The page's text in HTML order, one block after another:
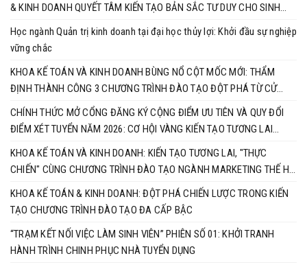
& KINH DOANH QUYẾT TÂM KIẾN TẠO BẢN SẮC TƯ DUY CHO SINH
Học ngành Quản trị kinh doanh tại đại học thủy lợi: Khởi đầu sự nghiệp
vững chắc
KHOA KẾ TOÁN VÀ KINH DOANH BÙNG NỔ CỘT MỐC MỚI: THẨM
ĐỊNH THÀNH CÔNG 3 CHƯƠNG TRÌNH ĐÀO TẠO ĐỘT PHÁ TỪ CỬ
NHÂN ĐẾN TIẾN SĨ
CHÍNH THỨC MỞ CỔNG ĐĂNG KÝ CỘNG ĐIỂM ƯU TIÊN VÀ QUY ĐỔI
ĐIỂM XÉT TUYỂN NĂM 2026: CƠ HỘI VÀNG KIẾN TẠO TƯƠNG LAI
CÙNG KHOA KẾ TOÁN & KINH DOANH
KHOA KẾ TOÁN VÀ KINH DOANH: KIẾN TẠO TƯƠNG LAI, "THỰC
CHIẾN" CÙNG CHƯƠNG TRÌNH ĐÀO TẠO NGÀNH MARKETING THẾ HỆ
KHOA KẾ TOÁN & KINH DOANH: ĐỘT PHÁ CHIẾN LƯỢC TRONG KIẾN
TẠO CHƯƠNG TRÌNH ĐÀO TẠO ĐA CẤP BẬC
“TRẠM KẾT NỐI VIỆC LÀM SINH VIÊN” PHIÊN SỐ 01: KHỞI TRANH
HÀNH TRÌNH CHINH PHỤC NHÀ TUYỂN DỤNG